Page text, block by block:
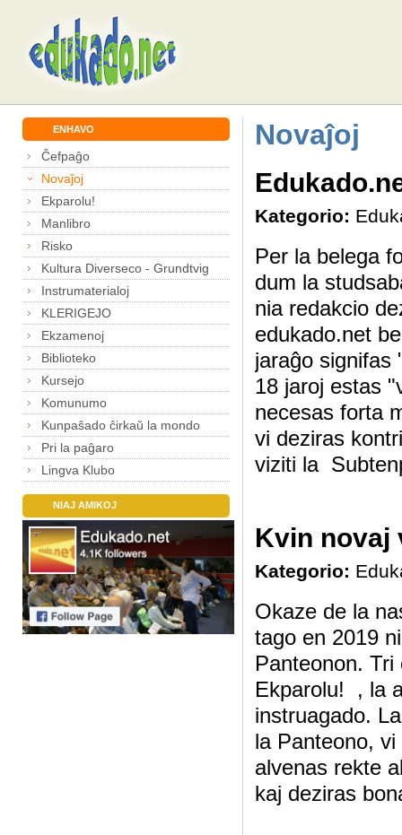
ENHAVO
Ĉefpaĝo
Novaĵoj
Ekparolu!
Manlibro
Risko
Kultura Diverseco - Grundtvig
Instrumaterialoj
KLERIGEJO
Ekzamenoj
Biblioteko
Kursejo
Komunumo
Kunpaŝado ĉirkaŭ la mondo
Pri la paĝaro
Lingva Klubo
NIAJ AMIKOJ
Novaĵoj
Kategorio:
Per la belega
dum la
nia redakcio
edukado.net
jaraĝo signifas
18 jaroj estas
necesas forta
vi deziras
viziti la
Kvin novaj
Kategorio:
Okaze de la
tago en 2019
Panteonon.
Ekparolu! , la
instruagado.
la Panteono,
alvenas rekte
kaj deziras